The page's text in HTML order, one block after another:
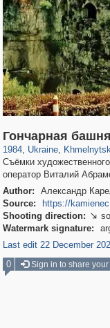
Гончарная башня
1984, Ukraine
135,304
,
2,502
Съёмки
оператор Виталий
Author:
Александр
Source:
https://
Shooting direction: 
Watermark signature:
Last edit 22 December
0
Sign in to share